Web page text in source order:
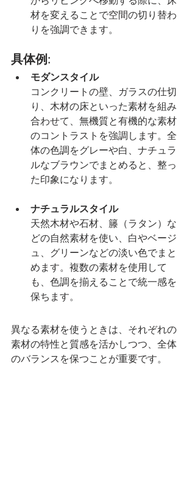
材を変えることで空間の切り替わ
りを強調できます。
具体例:
モダンスタイル
コンクリートの壁、ガラスの仕切
り、木材の床といった素材を組み
合わせて、無機質と有機的な素材
のコントラストを強調します。全
体の色調をグレーや白、ナチュラ
ルなブラウンでまとめると、整っ
た印象になります。
ナチュラルスタイル
天然木材や石材、籐（ラタン）な
どの自然素材を使い、白やベージ
ュ、グリーンなどの淡い色でまと
めます。複数の素材を使用して
も、色調を揃えることで統一感を
保ちます。
異なる素材を使うときは、それぞれの
素材の特性と質感を活かしつつ、全体
のバランスを保つことが重要です。